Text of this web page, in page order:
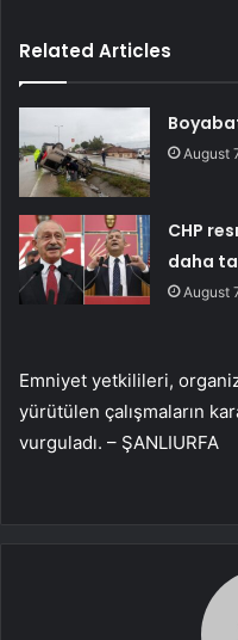
Related Articles
August
CHP
daha
August
Emniyet yetkilileri,
yürütülen çalışmaların
vurguladı. – ŞANLIURFA